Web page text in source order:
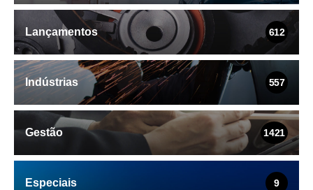
Lançamentos 612
Indústrias 557
Gestão 1421
Especiais 9